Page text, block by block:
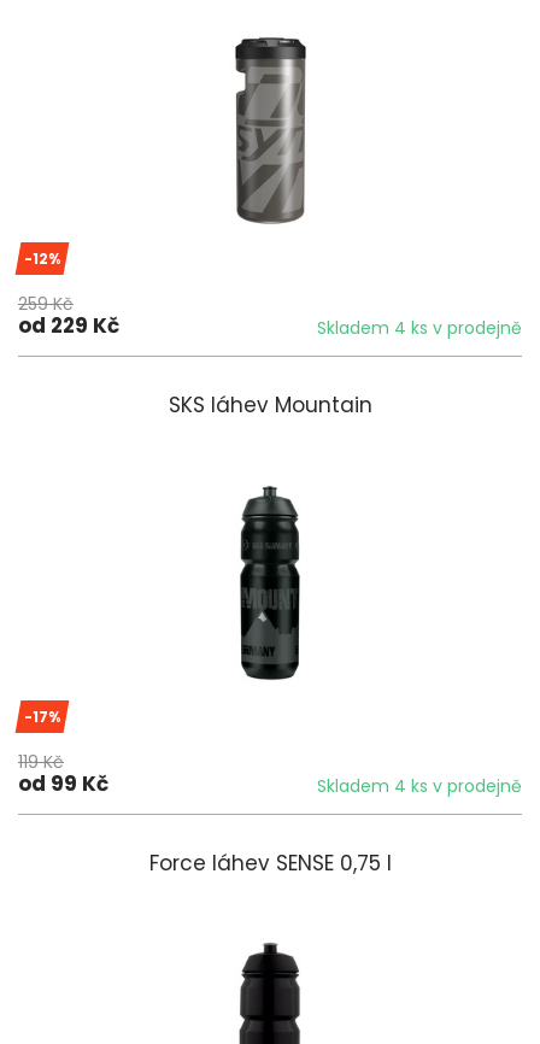
-12%
259 Kč
od 229 Kč Skladem 4 ks v prodejně
SKS láhev Mountain
-17%
119 Kč
od 99 Kč Skladem 4 ks v prodejně
Force láhev SENSE 0,75 l